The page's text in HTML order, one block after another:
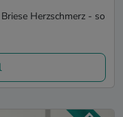
Herzschmerz - so